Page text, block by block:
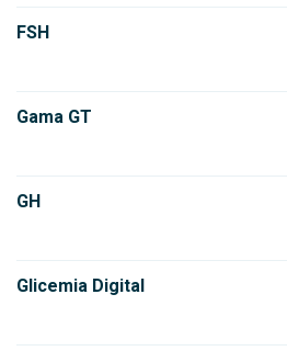
FSH
Gama GT
GH
Glicemia Digital